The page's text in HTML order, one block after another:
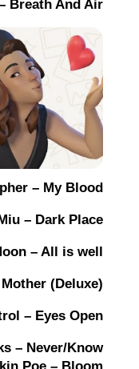
Breath And Air
– My Blood
– Dark Place
– All is well
(Deluxe)
– Eyes Open
– Never/Know